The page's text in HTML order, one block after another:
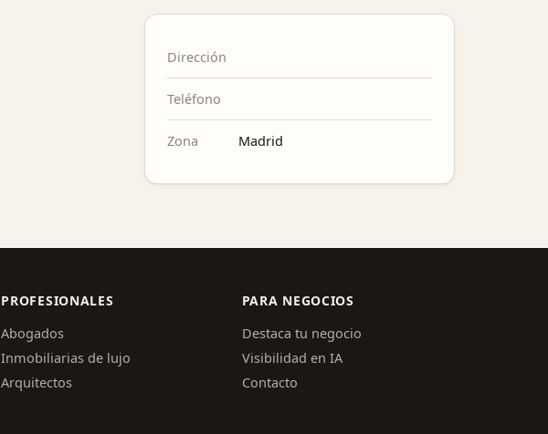
Dirección
Teléfono
Zona Madrid
PROFESIONALES
Abogados
Inmobiliarias de lujo
Arquitectos
PARA NEGOCIOS
Destaca tu negocio
Visibilidad en IA
Contacto